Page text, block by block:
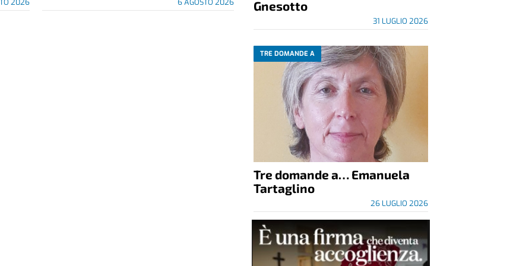
2026 6 AGOSTO 2026
Gnesotto
31 LUGLIO 2026
TRE DOMANDE A
Tre domande a… Emanuela
Tartaglino
26 LUGLIO 2026